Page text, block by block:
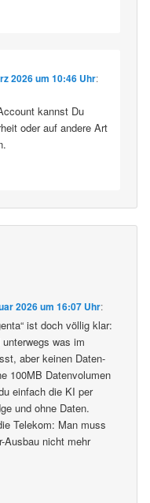
2026 um 10:46 Uhr:
kannst Du
oder auf andere Art
2026 um 16:07 Uhr:
ist doch völlig klar:
was im
aber keinen Daten-
100MB Datenvolumen
einfach die KI per
und ohne Daten.
Telekom: Man muss
Ausbau nicht mehr